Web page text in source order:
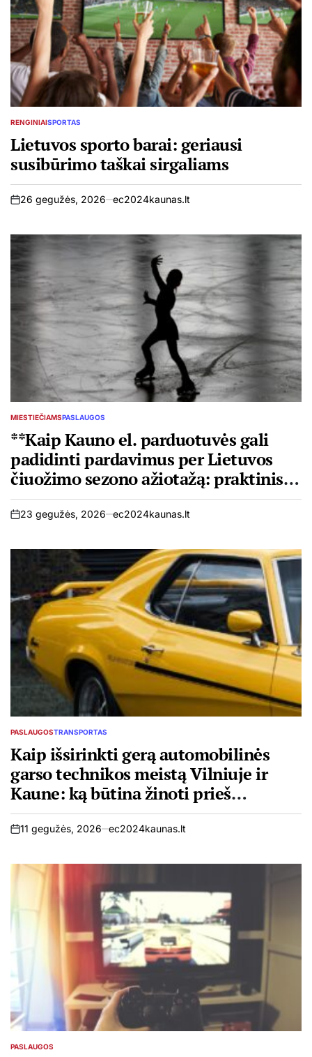
POSTED
RENGINIAISPORTAS
Lietuvos sporto barai: geriausi
susibūrimo taškai sirgaliams
on
26 gegužės, 2026 ec2024kaunas.lt
POSTED
IN
MIESTIEČIAMSPASLAUGOS
**Kaip Kauno el. parduotuvės gali
padidinti pardavimus per Lietuvos
čiuožimo sezono ažiotažą: praktinis
gidas verslui**
on
23 gegužės, 2026 ec2024kaunas.lt
POSTED
PASLAUGOSTRANSPORTAS
Kaip išsirinkti gerą automobilinės
garso technikos meistą Vilniuje ir
Kaune: ką būtina žinoti prieš
atiduodant remontuoti
on
11 gegužės, 2026 ec2024kaunas.lt
POSTED
PASLAUGOS